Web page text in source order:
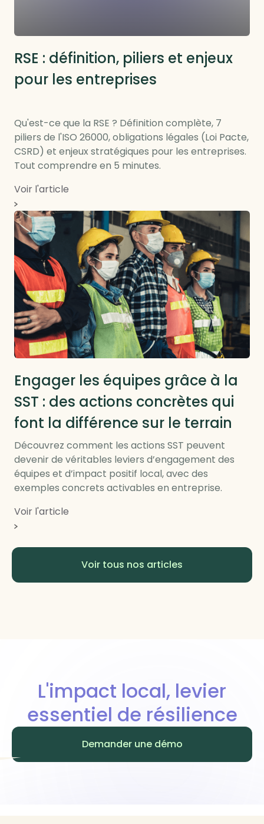
RSE : définition, piliers et enjeux
pour les entreprises
Qu'est-ce que la RSE ? Définition complète, 7
piliers de l'ISO 26000, obligations légales (Loi Pacte,
CSRD) et enjeux stratégiques pour les entreprises.
Tout comprendre en 5 minutes.
Voir l'article
Engager les équipes grâce à la
SST : des actions concrètes qui
font la différence sur le terrain
Découvrez comment les actions SST peuvent
devenir de véritables leviers d’engagement des
équipes et d’impact positif local, avec des
exemples concrets activables en entreprise.
Voir l'article
Voir tous nos articles
L'impact local, levier
essentiel de résilience
Demander une démo